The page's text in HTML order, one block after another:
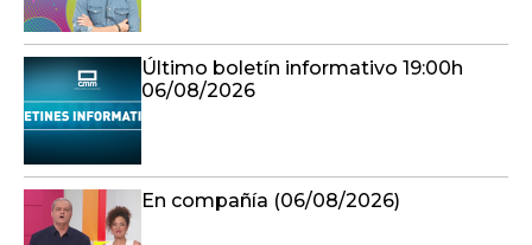
Último boletín informativo 19:00h
06/08/2026
En compañía (06/08/2026)